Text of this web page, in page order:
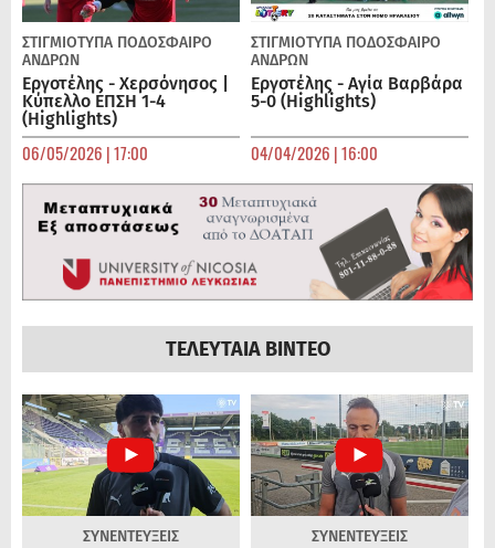
ΣΤΙΓΜΙΟΤΥΠΑ ΠΟΔΌΣΦΑΙΡΟ
ΑΝΔΡΏΝ
Εργοτέλης - Χερσόνησος |
Κύπελλο ΕΠΣΗ 1-4
(Highlights)
06/05/2026 | 17:00
ΣΤΙΓΜΙΟΤΥΠΑ ΠΟΔΌΣΦΑΙΡΟ
ΑΝΔΡΏΝ
Εργοτέλης - Αγία Βαρβάρα
5-0 (Highlights)
04/04/2026 | 16:00
ΤΕΛΕΥΤΑΙΑ ΒΙΝΤΕΟ
ΣΥΝΕΝΤΕΥΞΕΙΣ ΣΥΝΕΝΤΕΥΞΕΙΣ